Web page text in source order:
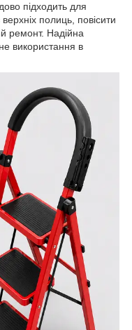
підходить для
полиць, повісити
ремонт. Надійна
використання в